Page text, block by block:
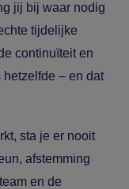
jij bij waar nodig
tijdelijke
continuïteit en
– en dat
sta je er nooit
afstemming
en de